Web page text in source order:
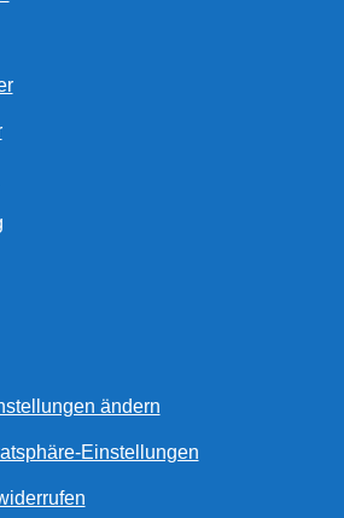
ändern
Einstellungen